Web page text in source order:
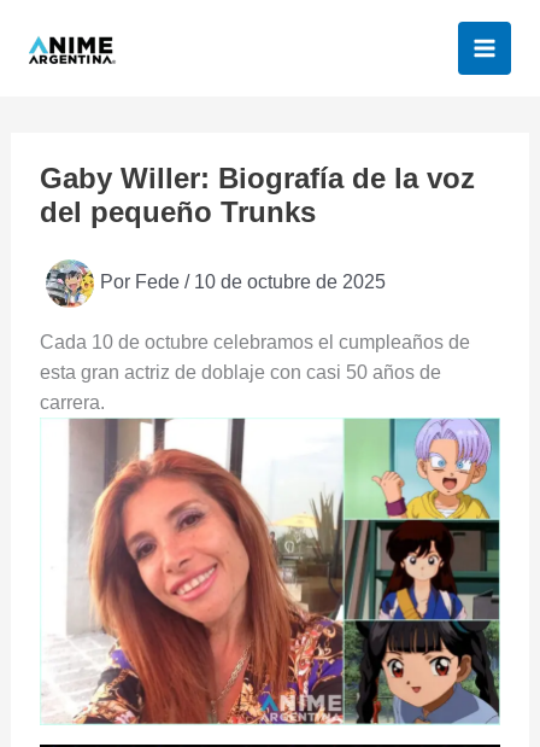
Gaby Willer: Biografía de la voz
del pequeño Trunks
Por Fede / 10 de octubre de 2025
Cada 10 de octubre celebramos el cumpleaños de
esta gran actriz de doblaje con casi 50 años de
carrera.